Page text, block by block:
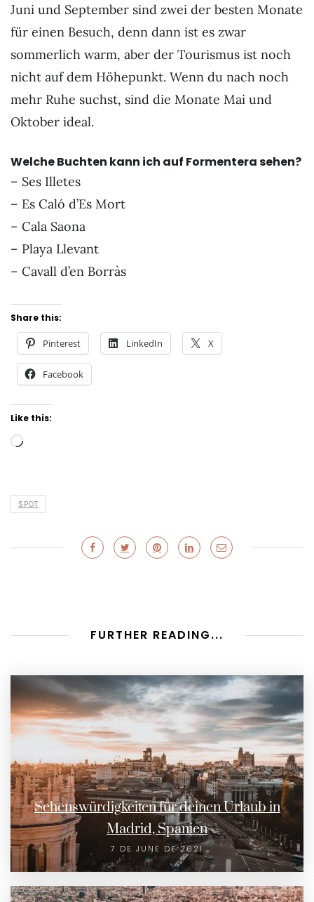
Juni und September sind zwei der besten Monate
für einen Besuch, denn dann ist es zwar
sommerlich warm, aber der Tourismus ist noch
nicht auf dem Höhepunkt. Wenn du nach noch
mehr Ruhe suchst, sind die Monate Mai und
Oktober ideal.
Welche Buchten kann ich auf Formentera sehen?
– Ses Illetes
– Es Caló d’Es Mort
– Cala Saona
– Playa Llevant
– Cavall d’en Borràs
Share this:
Pinterest LinkedIn X
Facebook
Like this:
Loading…
SPOT
FURTHER READING...
Sehenswürdigkeiten für deinen Urlaub in
Madrid, Spanien
7 DE JUNE DE 2021